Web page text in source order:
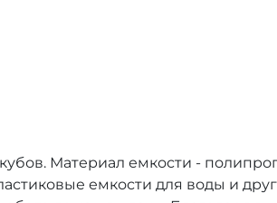
Материал емкости -
емкости для воды и